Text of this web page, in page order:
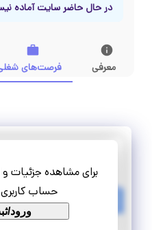
در حال حاضر سایت آماده
معرفی فرصت‌های
برای مشاهده جزئیات و
حساب
ورود/
کارآموزی کارشناس
تمام وقت
کارآموزی منجر ‌به